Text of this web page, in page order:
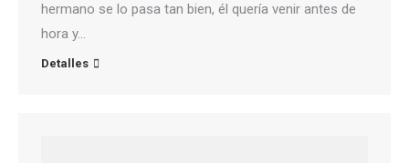
hermano se lo pasa tan bien, él quería venir antes de
hora y…
Detalles